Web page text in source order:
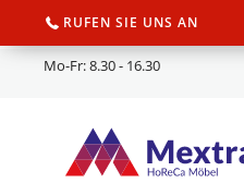
RUFEN SIE UNS AN
Mo-Fr: 8.30 - 16.30